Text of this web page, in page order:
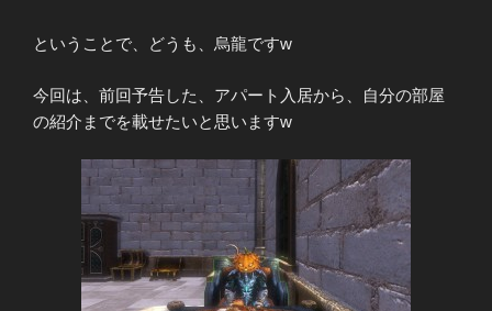
の
ということで、どうも、烏龍ですw
今回は、前回予告した、アパート入居から、自分の部屋
の紹介までを載せたいと思いますw